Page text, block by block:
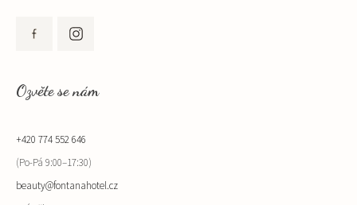
Ozvěte se nám
+420 774 552 646
(Po-Pá 9:00–17:30)
beauty@fontanahotel.cz